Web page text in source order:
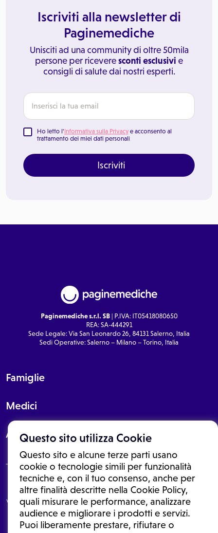
Questo sito utilizza Cookie
Questo sito e alcune terze parti usano
cookie o tecnologie simili per funzionalità
tecniche e, con il tuo consenso, anche per
altre finalità descritte nella Cookie Policy,
quali misurare le performance, analizzare
audience e migliorare i prodotti e servizi.
Puoi liberamente prestare, rifiutare o
Iscriviti alla newsletter di
Paginemediche
Unisciti ad una community di oltre 50mila
persone per riceveresconti esclusivi e
consigli di salute dai nostri esperti.
Ho letto l'Informativa sulla Privacy e acconsento al
trattamento dei miei dati personali
Iscriviti
Paginemediche s.r.l. SB| P.IVA: IT05418080650
REA: SA-444291
Sede Legale: Via San Leonardo 26, 84131 Salerno, Italia
Sedi Operative: Salerno – Milano – Torino, Italia
Famiglie
Medici
About
Le informazioni proposte in questo sito non sono un consulto medico.
In nessun caso, queste informazioni sostituiscono un consulto, una
visita o una diagnosi formulata dal medico. Non si devono considerare
le informazioni disponibili come suggerimenti per la formulazione di
una diagnosi, la determinazione di un trattamento o l'assunzione o
sospensione di un farmaco senza prima consultare un medico di